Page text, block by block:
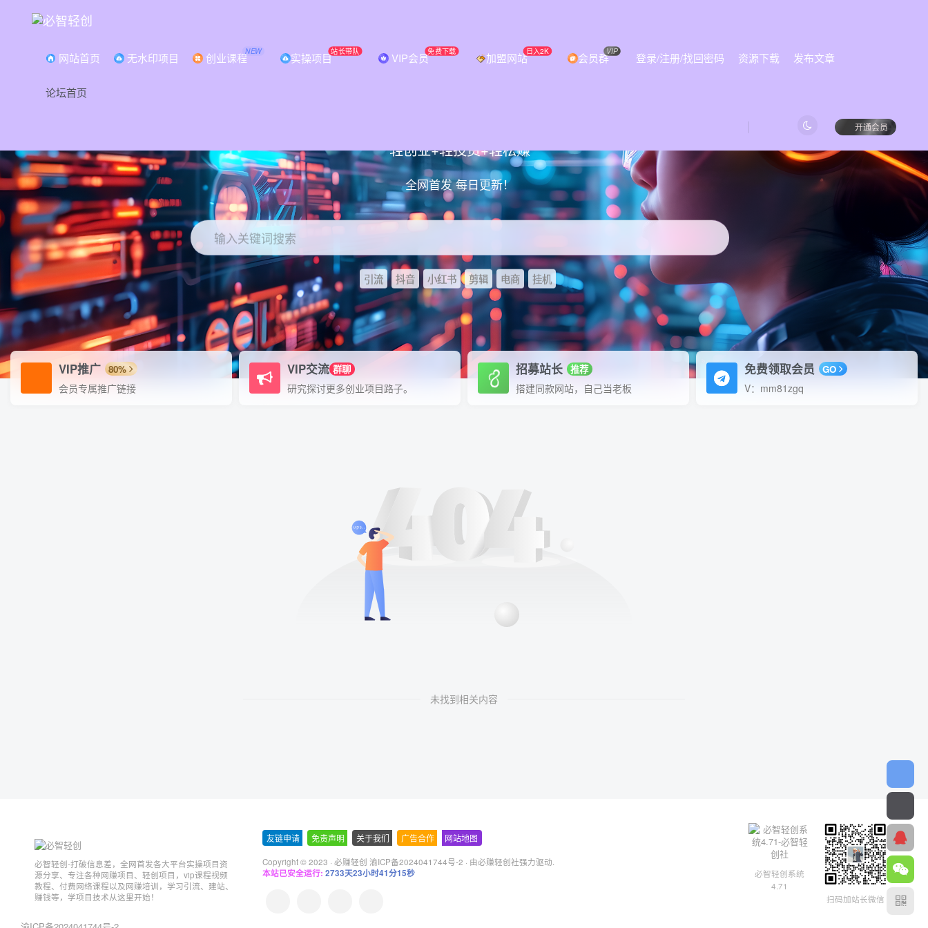
网站首页 无水印项目 创业课程NEW 实操项目站长带队 VIP会员免费下载 加盟网站日入2K 会员群VIP 登录/注册/找回密码 资源下载 发布文章
论坛首页
开通会员
轻创业+轻投资+轻松赚
全网首发 每日更新！
输入关键词搜索
引流 抖音 小红书 剪辑 电商 挂机
VIP推广 80%
会员专属推广链接
VIP交流 群聊
研究探讨更多创业项目路子。
招募站长 推荐
搭建同款网站，自己当老板
免费领取会员 GO
V：mm81zgq
未找到相关内容
必智轻创-打破信息差，全网首发各大平台实操项目资
源分享、专注各种网赚项目、轻创项目，vip课程视频
教程、付费网络课程以及网赚培训，学习引流、建站、
赚钱等，学项目技术从这里开始！
友链申请 免责声明 关于我们 广告合作 网站地图
Copyright © 2023 · 必赚轻创 渝ICP备2024041744号-2 · 由必赚轻创社强力驱动.
本站已安全运行: 2733天23小时41分16秒
必智轻创系统
4.71
扫码加站长微信